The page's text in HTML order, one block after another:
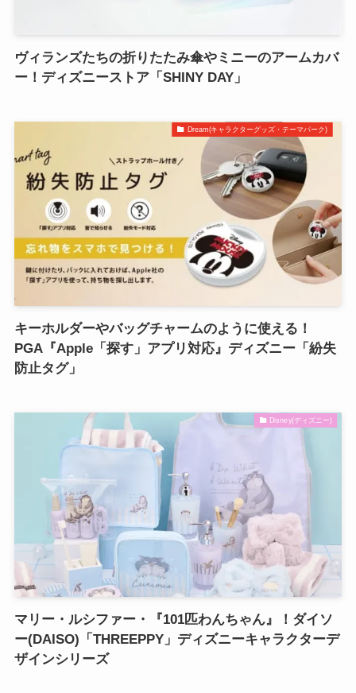
ヴィランズたちの折りたたみ傘やミニーのアームカバ
ー！ディズニーストア「SHINY DAY」
Dream(キャラクターグッズ・テーマパーク)
キーホルダーやバッグチャームのように使える！
PGA『Apple「探す」アプリ対応』ディズニー「紛失
防止タグ」
Disney(ディズニー)
マリー・ルシファー・『101匹わんちゃん』！ダイソ
ー(DAISO)「THREEPPY」ディズニーキャラクターデ
ザインシリーズ